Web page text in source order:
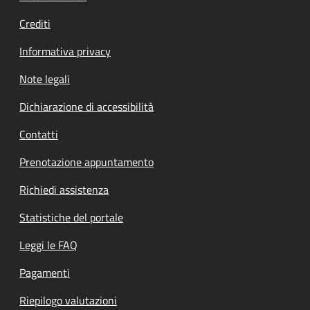
Crediti
Informativa privacy
Note legali
Dichiarazione di accessibilità
Contatti
Prenotazione appuntamento
Richiedi assistenza
Statistiche del portale
Leggi le FAQ
Pagamenti
Riepilogo valutazioni